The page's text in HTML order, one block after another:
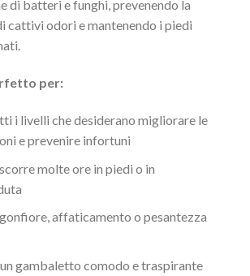
di batteri e funghi, prevenendo la
cattivi odori e mantenendo i piedi
per:
i livelli che desiderano migliorare le
e prevenire infortuni
molte ore in piedi o in
affaticamento o pesantezza
gambaletto comodo e traspirante